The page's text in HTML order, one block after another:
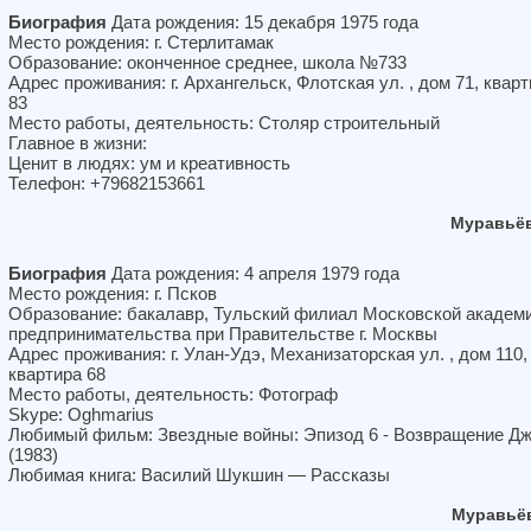
Биография Дата рождения: 15 декабря 1975 года
Место рождения: г. Стерлитамак
Образование: оконченное среднее, школа №733
Адрес проживания: г. Архангельск, Флотская ул. , дом 71,
83
Место работы, деятельность: Столяр строительный
Главное в жизни:
Ценит в людях: ум и креативность
Телефон: +79682153661
Биография Дата рождения: 4 апреля 1979 года
Место рождения: г. Псков
Образование: бакалавр, Тульский филиал Московской
предпринимательства при Правительстве г. Москвы
Адрес проживания: г. Улан-Удэ, Механизаторская ул. , дом 110,
квартира 68
Место работы, деятельность: Фотограф
Skype: Oghmarius
Любимый фильм: Звездные войны: Эпизод 6 - Возвращение
(1983)
Любимая книга: Василий Шукшин — Рассказы